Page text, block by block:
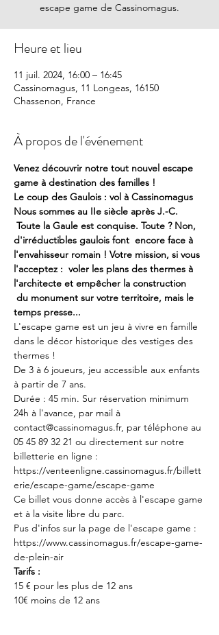
escape game de Cassinomagus.
Heure et lieu
11 juil. 2024, 16:00 – 16:45
Cassinomagus, 11 Longeas, 16150
Chassenon, France
À propos de l'événement
Venez découvrir notre tout nouvel escape
game à destination des familles !
Le coup des Gaulois : vol à Cassinomagus
Nous sommes au IIe siècle après J.-C.
Toute la Gaule est conquise. Toute ? Non,
d'irréductibles gaulois font  encore face à
l'envahisseur romain ! Votre mission, si vous
l'acceptez :  voler les plans des thermes à
l'architecte et empêcher la construction
du monument sur votre territoire, mais le
temps presse...
L'escape game est un jeu à vivre en famille
dans le décor historique des vestiges des
thermes !
De 3 à 6 joueurs, jeu accessible aux enfants
à partir de 7 ans.
Durée : 45 min. Sur réservation minimum
24h à l'avance, par mail à
contact@cassinomagus.fr, par téléphone au
05 45 89 32 21 ou directement sur notre
billetterie en ligne :
https://venteenligne.cassinomagus.fr/billett
erie/escape-game/escape-game
Ce billet vous donne accès à l'escape game
et à la visite libre du parc.
Pus d'infos sur la page de l'escape game :
https://www.cassinomagus.fr/escape-game-
de-plein-air
Tarifs :
15 € pour les plus de 12 ans
10€ moins de 12 ans